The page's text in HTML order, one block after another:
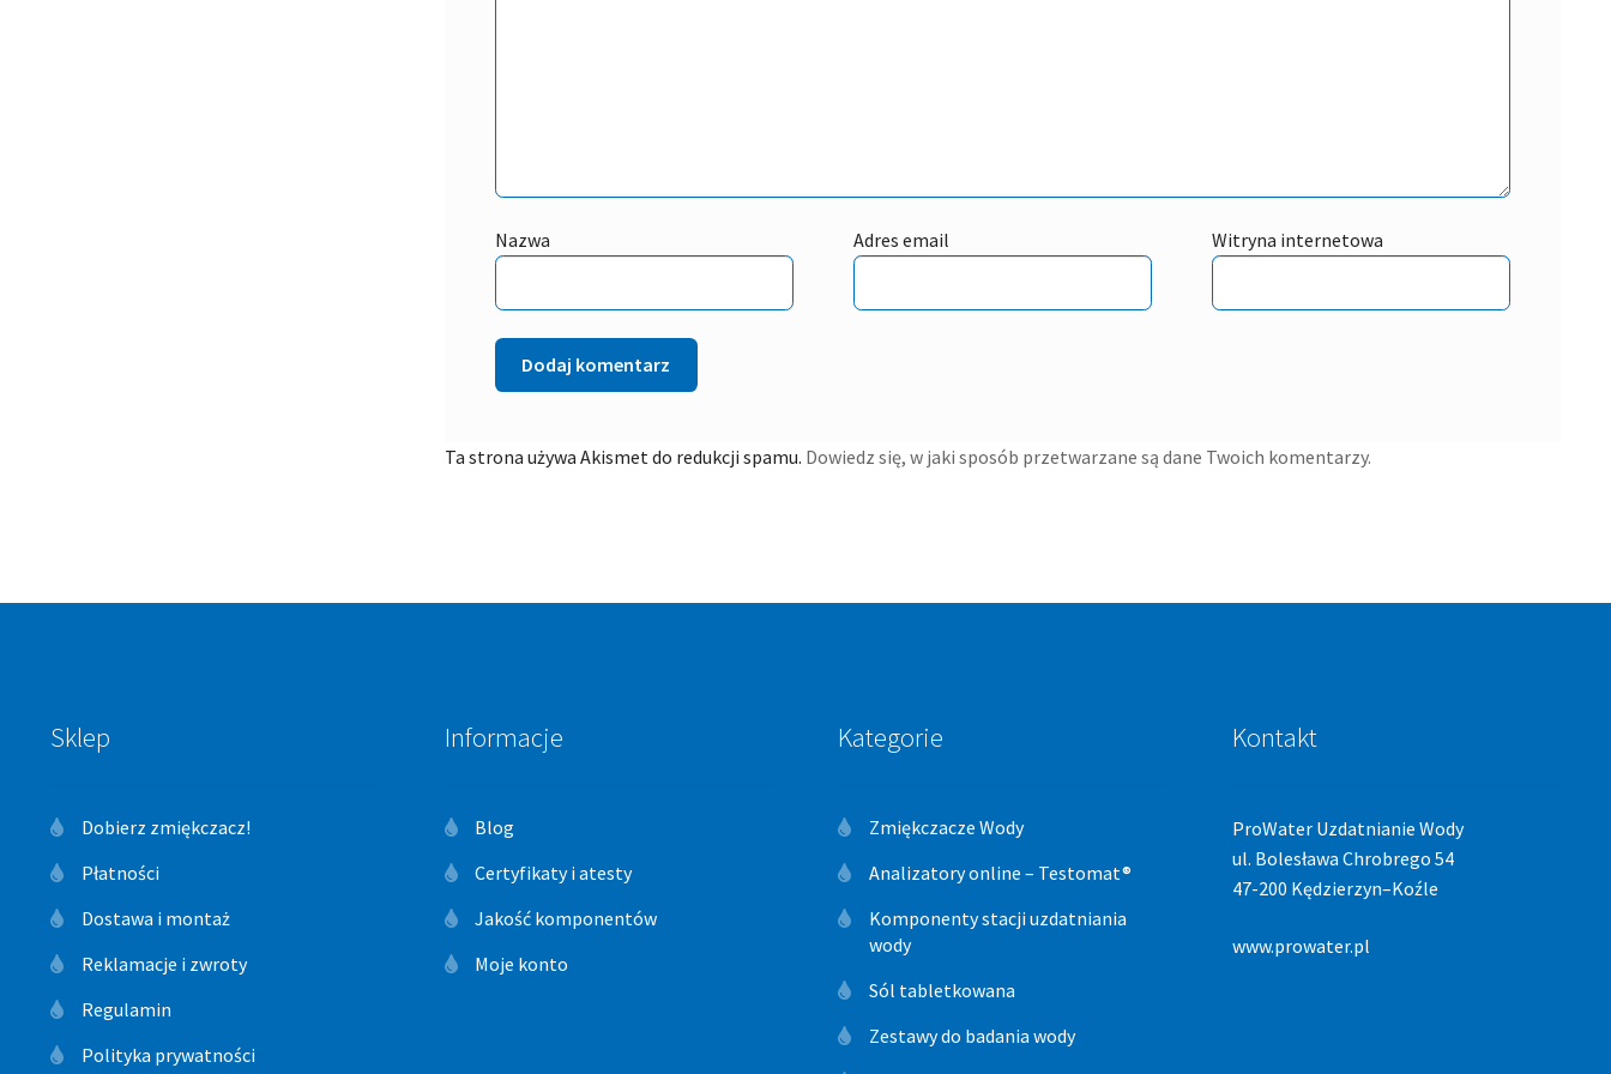
Nazwa Adres email Witryna internetowa
Ta strona używa Akismet do redukcji spamu. Dowiedz się, w jaki sposób przetwarzane są dane Twoich komentarzy.
Sklep
Dobierz zmiękczacz!
Płatności
Dostawa i montaż
Reklamacje i zwroty
Regulamin
Polityka prywatności
Informacje
Blog
Certyfikaty i atesty
Jakość komponentów
Moje konto
Kategorie
Zmiękczacze Wody
Analizatory online – Testomat®
Komponenty stacji uzdatniania
wody
Sól tabletkowana
Zestawy do badania wody
Kontakt
ProWater Uzdatnianie Wody
ul. Bolesława Chrobrego 54
47-200 Kędzierzyn–Koźle
www.prowater.pl